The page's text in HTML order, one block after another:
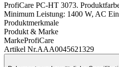
ProfiCare PC-HT 3073.
Minimum Leistung: 1400 W, AC
Produktmerkmale
Produkt & Marke
MarkeProfiCare
Artikel Nr.AAA0045621329